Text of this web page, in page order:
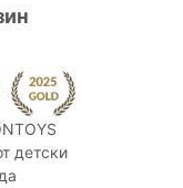
детски